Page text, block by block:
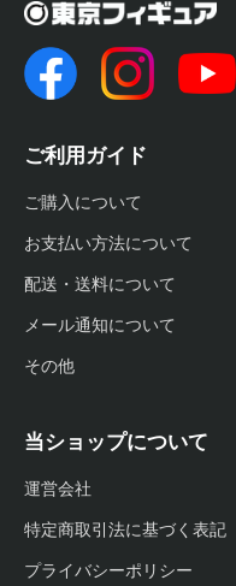
ご利用ガイド
ご購入について
お支払い方法について
配送・送料について
メール通知について
その他
当ショップについて
運営会社
特定商取引法に基づく表記
プライバシーポリシー